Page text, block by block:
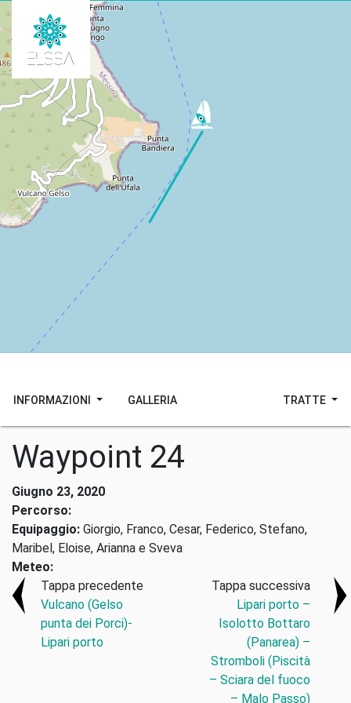
INFORMAZIONI GALLERIA TRATTE
Waypoint 24
Giugno 23, 2020
Percorso:
Equipaggio: Giorgio, Franco, Cesar, Federico, Stefano,
Maribel, Eloise, Arianna e Sveva
Meteo:
Tappa precedente
Vulcano (Gelso
punta dei Porci)-
Lipari porto
Tappa successiva
Lipari porto –
Isolotto Bottaro
(Panarea) –
Stromboli (Piscità
– Sciara del fuoco
– Malo Passo)